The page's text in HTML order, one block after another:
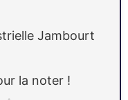
Jambourt
la noter !